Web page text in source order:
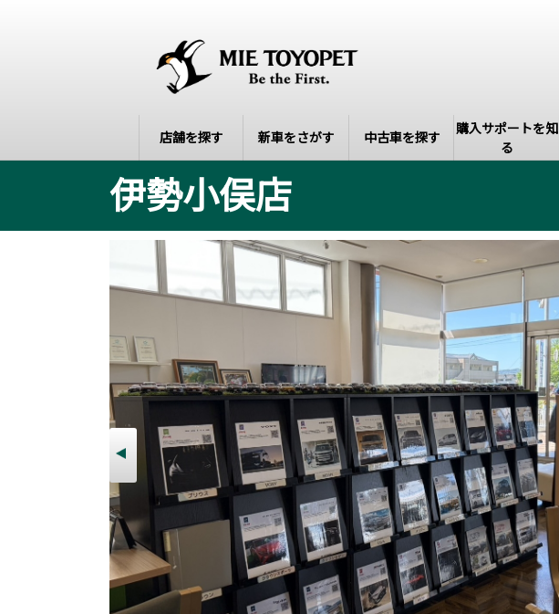
店舗を探す 新車をさがす 中古車を探す
購入サポートを知
る
伊勢小俣店